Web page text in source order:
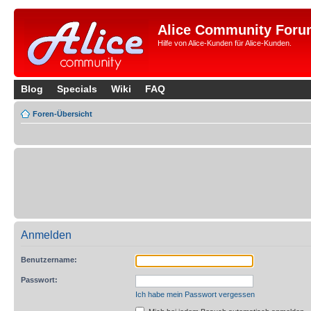
Alice Community
Hilfe von Alice-Kunden für Alice-Kunden.
Blog Specials Wiki FAQ
Foren-Übersicht
Anmelden
Benutzername:
Passwort:
Ich habe mein Passwort vergessen